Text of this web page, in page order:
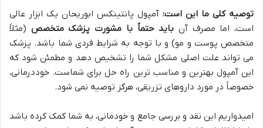
توصیه کلی ما این است: آمپول پانتینکس ابوریحان یک ابزار عالی
است، اما مصرف آن باید حتماً با مشورت پزشک متخصص (مثلاً
متخصص پوست و مو) و با توجه به شرایط فردی شما باشد. پزشک
می تواند علت اصلی مشکل شما را تشخیص دهد و مطمئن شود که
این آمپول بهترین و مناسب ترین راه حل برای شماست. خوددرمانی،
خصوصاً در مورد داروهای تزریقی، هرگز توصیه نمی شود.
امیدواریم این نقد و بررسی جامع و خودمانی، به شما کمک کرده باشد